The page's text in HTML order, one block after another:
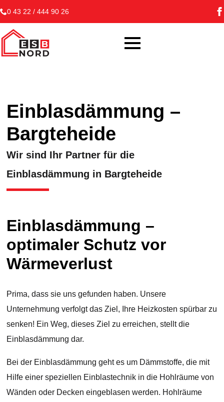
0 43 22 / 444 90 26
Einblasdämmung –
Bargteheide
Wir sind Ihr Partner für die
Einblasdämmung in Bargteheide
Einblasdämmung –
optimaler Schutz vor
Wärmeverlust
Prima, dass sie uns gefunden haben. Unsere
Unternehmung verfolgt das Ziel, Ihre Heizkosten spürbar zu
senken! Ein Weg, dieses Ziel zu erreichen, stellt die
Einblasdämmung dar.
Bei der Einblasdämmung geht es um Dämmstoffe, die mit
Hilfe einer speziellen Einblastechnik in die Hohlräume von
Wänden oder Decken eingeblasen werden. Hohlräume